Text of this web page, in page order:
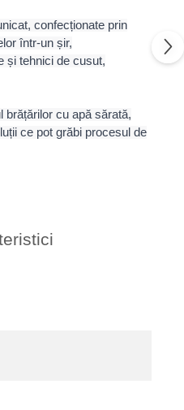
confecționate prin
într-un șir,
și tehnici de cusut,
brățărilor cu apă sărată,
ce pot grăbi procesul de